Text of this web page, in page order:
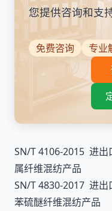
您提供咨询和支持
免费咨询 专业
SN/T 4106-2015 进出
属纤维混纺产品
SN/T 4830-2017 进出
苯硫醚纤维混纺产品